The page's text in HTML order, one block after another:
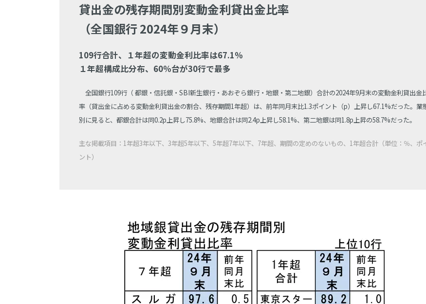
貸出金の残存期間別変動金利貸出金比率
（全国銀行 2024年９月末）
109行合計、１年超の変動金利比率は67.1％
１年超構成比分布、60％台が30行で最多
全国銀行109行（ 都銀・信託銀・SBI新生銀行・あおぞら銀行・地銀・第二地銀）合計の2024年9月末の変動金利貸出金
率（貸出金に占める変動金利貸出金の割合、残存期間1年超）は、前年同月末比1.3ポイント（p）上昇し67.1%だった。業
別に見ると、都銀合計は同0.2p上昇し75.8%、地銀合計は同2.4p上昇し58.1%、第二地銀は同1.8p上昇の58.7%だった。
主な掲載項目：1年超3年以下、3年超5年以下、5年超7年以下、7年超、期間の定めのないもの、1年超合計（単位：％、ポ
ント）